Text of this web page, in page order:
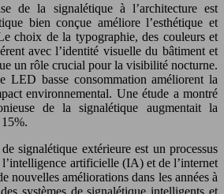
de la signalétique à l’architecture est
bien conçue améliore l’esthétique et
choix de la typographie, des couleurs et
avec l’identité visuelle du bâtiment et
un rôle crucial pour la visibilité nocturne.
LED basse consommation améliorent la
environnemental. Une étude a montré
de la signalétique augmentait la
signalétique extérieure est un processus
artificielle (IA) et de l’internet
nouvelles améliorations dans les années à
systèmes de signalétique intelligents et